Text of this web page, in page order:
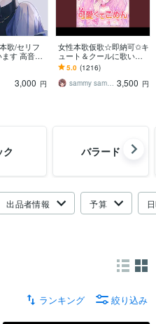
歌/セリフ
す 高音の
音のハス
でもどう
3,000 円
女性本歌仮歌☆即納可✩キ
ュート＆クールに歌いま
す アイドルアニソン得意
です、毎月採用報告有
り！(作詞も可)
5.0 (1216)
sammy sammy 3,500 円
ク バラード
出品者情報 予算
ランキング 絞り込み